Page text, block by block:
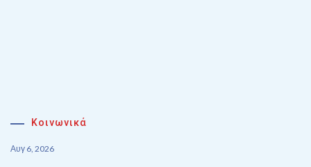
Κοινωνικά
Αυγ 6, 2026